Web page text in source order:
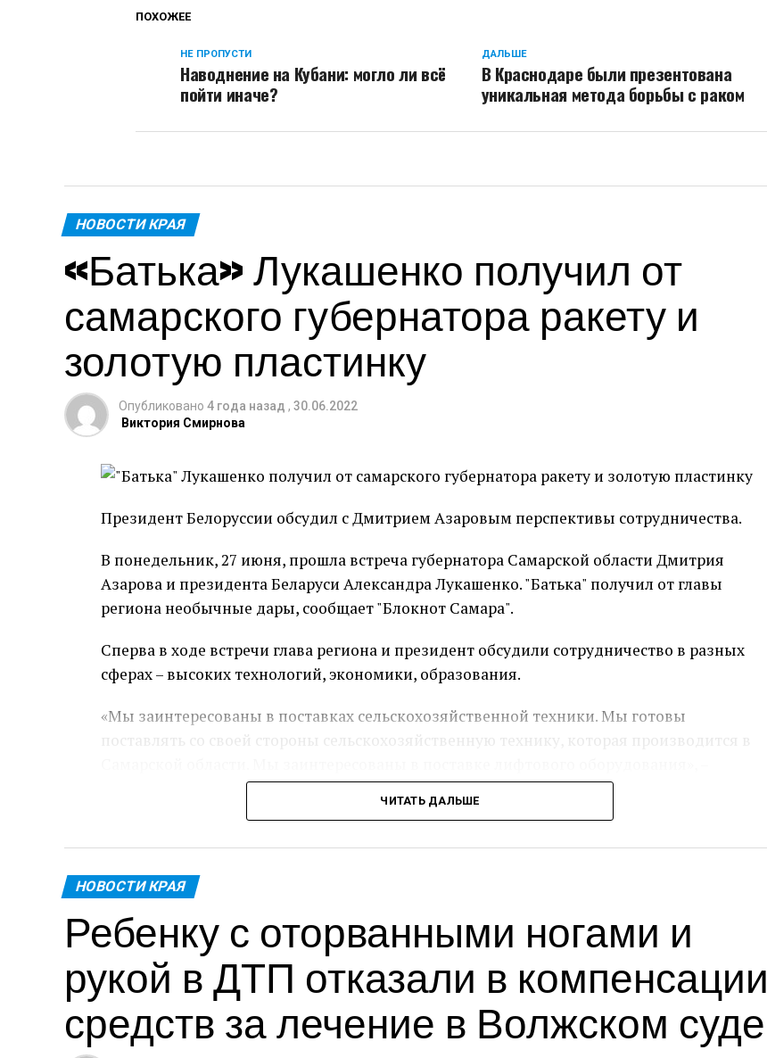
ПОХОЖЕЕ
ДАЛЬШЕ
В Краснодаре были презентована
уникальная метода борьбы с раком
НЕ ПРОПУСТИ
Наводнение на Кубани: могло ли всё
пойти иначе?
НОВОСТИ КРАЯ
«Батька» Лукашенко получил от
самарского губернатора ракету и
золотую пластинку
Опубликовано 4 года назад , 30.06.2022
Виктория Смирнова
Президент Белоруссии обсудил с Дмитрием Азаровым перспективы сотрудничества.
В понедельник, 27 июня, прошла встреча губернатора Самарской области Дмитрия
Азарова и президента Беларуси Александра Лукашенко. "Батька" получил от главы
региона необычные дары, сообщает "Блокнот Самара".
Сперва в ходе встречи глава региона и президент обсудили сотрудничество в разных
сферах – высоких технологий, экономики, образования.
«Мы заинтересованы в поставках сельскохозяйственной техники. Мы готовы
поставлять со своей стороны сельскохозяйственную технику, которая производится в
сказал Дмитрий Азаров.
который находится в Самарской области.
«Одна из тем – возможность расширения сотрудничества АВТОВАЗа и Республики
Беларусь. Александр Григорьевич Лукашенко дал указание очень внимательно
отнестись к этому вопросу, расширяя здесь сотрудничество, повышая степень
локализации производимых автомобилей как в Республике Беларусь, так и в
Российской Федерации, развивая здесь тесное сотрудничество, здесь огромное поле
деятельности, потому что именно в Самарской области расположен крупнейший
производитель автомобилей АВТОВАЗ», – рассказал журналистам губернатор
ЧИТАТЬ ДАЛЬШЕ
НОВОСТИ КРАЯ
Ребенку с оторванными ногами и
рукой в ДТП отказали в компенсации
средств за лечение в Волжском суде